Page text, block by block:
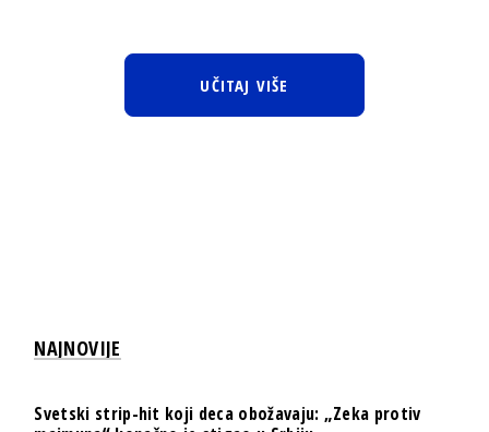
UČITAJ VIŠE
NAJNOVIJE
Svetski strip-hit koji deca obožavaju: „Zeka protiv